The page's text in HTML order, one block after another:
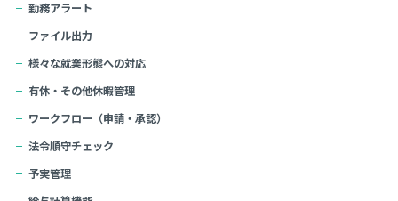
勤務アラート
ファイル出力
様々な就業形態への対応
有休・その他休暇管理
ワークフロー（申請・承認）
法令順守チェック
予実管理